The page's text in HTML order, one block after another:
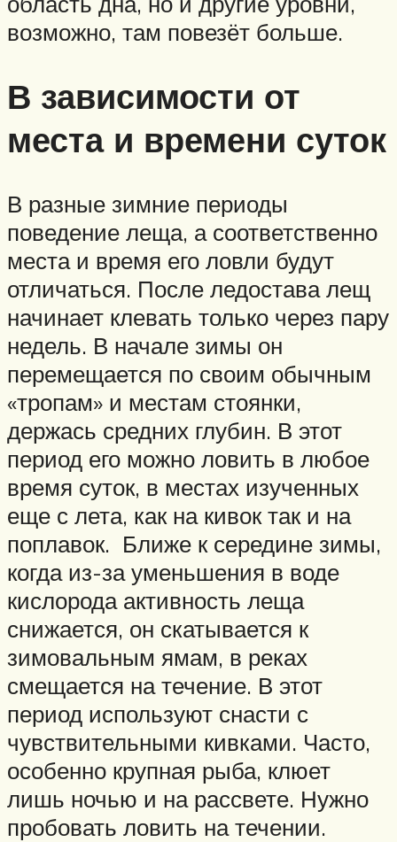
возможно, там повезёт больше.
В зависимости от
места и времени суток
В разные зимние периоды
поведение леща, а соответственно
места и время его ловли будут
отличаться. После ледостава лещ
начинает клевать только через пару
недель. В начале зимы он
перемещается по своим обычным
«тропам» и местам стоянки,
держась средних глубин. В этот
период его можно ловить в любое
время суток, в местах изученных
еще с лета, как на кивок так и на
поплавок. Ближе к середине зимы,
когда из-за уменьшения в воде
кислорода активность леща
снижается, он скатывается к
зимовальным ямам, в реках
смещается на течение. В этот
период используют снасти с
чувствительными кивками. Часто,
особенно крупная рыба, клюет
лишь ночью и на рассвете. Нужно
пробовать ловить на течении.